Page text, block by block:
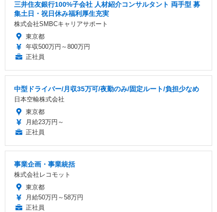
三井住友銀行100%子会社 人材紹介コンサルタント 両手型 募
集土日・祝日休み福利厚生充実
株式会社SMBCキャリアサポート
東京都
年収500万円～800万円
正社員
中型ドライバー/月収35万可/夜勤のみ/固定ルート/負担少なめ
日本空輸株式会社
東京都
月給23万円～
正社員
事業企画・事業統括
株式会社レコモット
東京都
月給50万円～58万円
正社員